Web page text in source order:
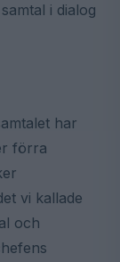
i dialog
har
förra
vi kallade
och